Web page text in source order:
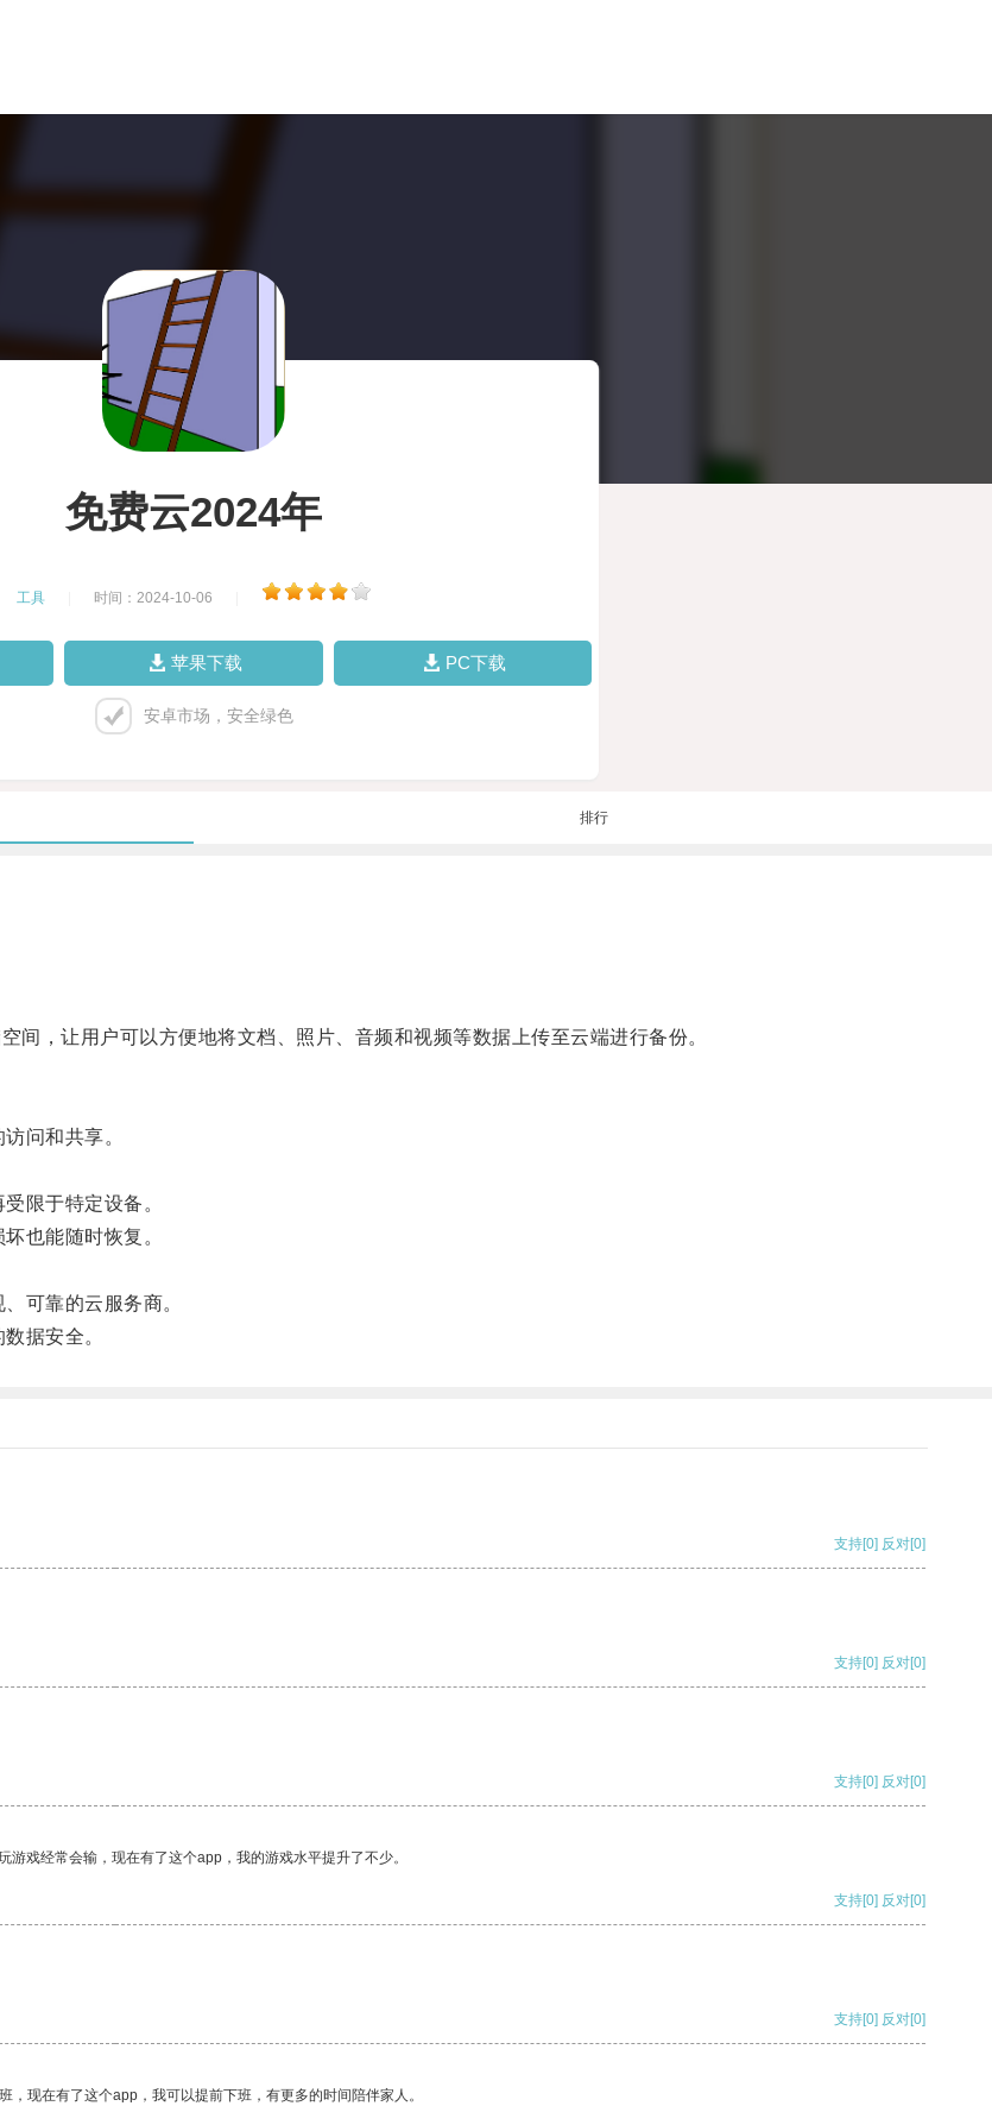
免费云2024年
工具 时间：2024-10-06
苹果下载 PC下载
安卓市场，安全绿色
排行
，让用户可以方便地将文档、照片、音频和视频等数据上传至云端进行备份。
问和共享。
限于特定设备。
也能随时恢复。
可靠的云服务商。
据安全。
支持[0] 反对[0]
支持[0] 反对[0]
支持[0] 反对[0]
戏经常会输，现在有了这个app，我的游戏水平提升了不少。
支持[0] 反对[0]
支持[0] 反对[0]
现在有了这个app，我可以提前下班，有更多的时间陪伴家人。